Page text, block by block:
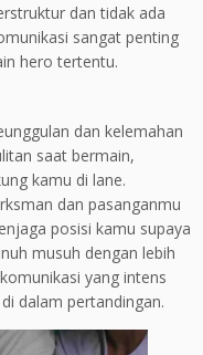
dan tidak ada
sangat penting
hero tertentu.
dan kelemahan
saat bermain,
kamu di lane.
dan pasanganmu
posisi kamu supaya
musuh dengan lebih
yang intens
dalam pertandingan.